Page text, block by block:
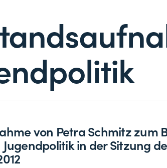
von Petra Schmitz zum
in der Sitzung